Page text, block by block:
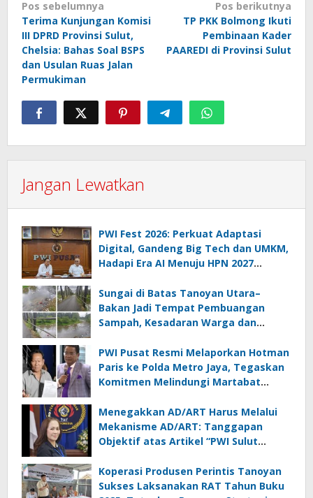
Navigasi
pos
Pos sebelumnya
Terima Kunjungan Komisi
III DPRD Provinsi Sulut,
Chelsia: Bahas Soal BSPS
dan Usulan Ruas Jalan
Permukiman
Pos berikutnya
TP PKK Bolmong Ikuti
Pembinaan Kader
PAAREDI di Provinsi Sulut
Jangan Lewatkan
PWI Fest 2026: Perkuat Adaptasi
Digital, Gandeng Big Tech dan UMKM,
Hadapi Era AI Menuju HPN 2027
Sungai di Batas Tanoyan Utara–
Bakan Jadi Tempat Pembuangan
Sampah, Kesadaran Warga dan
PWI Pusat Resmi Melaporkan Hotman
Paris ke Polda Metro Jaya, Tegaskan
Komitmen Melindungi Martabat
Menegakkan AD/ART Harus Melalui
Mekanisme AD/ART: Tanggapan
Objektif atas Artikel “PWI Sulut
Melanggar Aturan”
Koperasi Produsen Perintis Tanoyan
Sukses Laksanakan RAT Tahun Buku